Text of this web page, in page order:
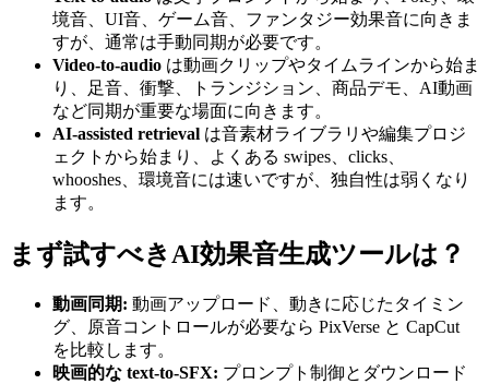
境音、UI音、ゲーム音、ファンタジー効果音に向きま
すが、通常は手動同期が必要です。
Video-to-audio は動画クリップやタイムラインから始ま
り、足音、衝撃、トランジション、商品デモ、AI動画
など同期が重要な場面に向きます。
AI-assisted retrieval は音素材ライブラリや編集プロジ
ェクトから始まり、よくある swipes、clicks、
whooshes、環境音には速いですが、独自性は弱くなり
ます。
まず試すべきAI効果音生成ツールは？
動画同期: 動画アップロード、動きに応じたタイミン
グ、原音コントロールが必要なら PixVerse と CapCut
を比較します。
映画的な text-to-SFX: プロンプト制御とダウンロード